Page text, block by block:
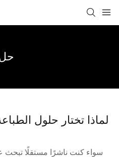
لماذا تختار حلول
سواء كنت ناشرًا مستقلًا تبحث